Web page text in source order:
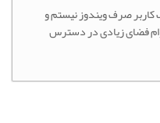
کاربر صرف ویندوز نیستم و
فضای زیادی در دسترس